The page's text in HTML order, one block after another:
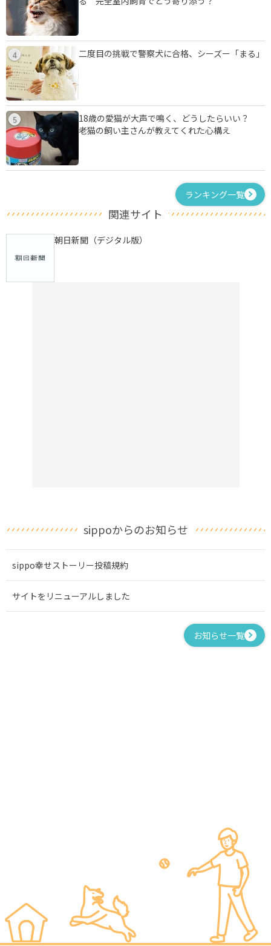
4 二度目の挑戦で警察犬に合格、シーズー「まる」
5
18歳の愛猫が大声で鳴く、どうしたらいい？
老猫の飼い主さんが教えてくれた心構え
ランキング一覧
関連サイト
朝日新聞（デジタル版）
sippoからのお知らせ
sippo幸せストーリー投稿規約
サイトをリニューアルしました
お知らせ一覧